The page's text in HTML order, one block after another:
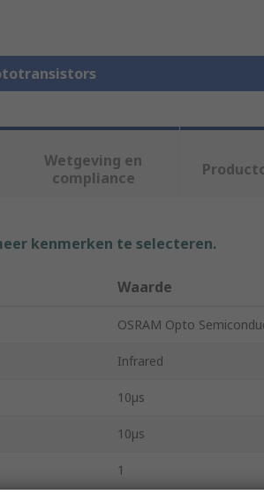
Wetgeving en
compliance
kenmerken te selecteren.
Waarde
OSRAM Opto
Infrared
10µs
10µs
1